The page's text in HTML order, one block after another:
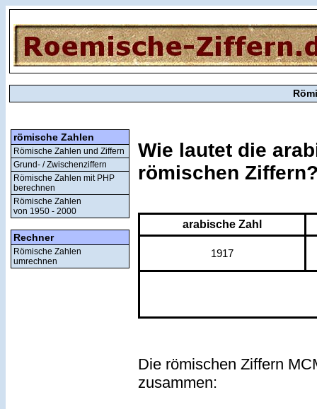
römische Zahlen
Römische Zahlen und Ziffern
Grund- / Zwischenziffern
Römische Zahlen mit PHP
berechnen
Römische Zahlen
von 1950 - 2000
Rechner
Römische Zahlen
umrechnen
Wie lautet die
römischen
arabische Zahl
1917
Die römischen Ziffern
zusammen: